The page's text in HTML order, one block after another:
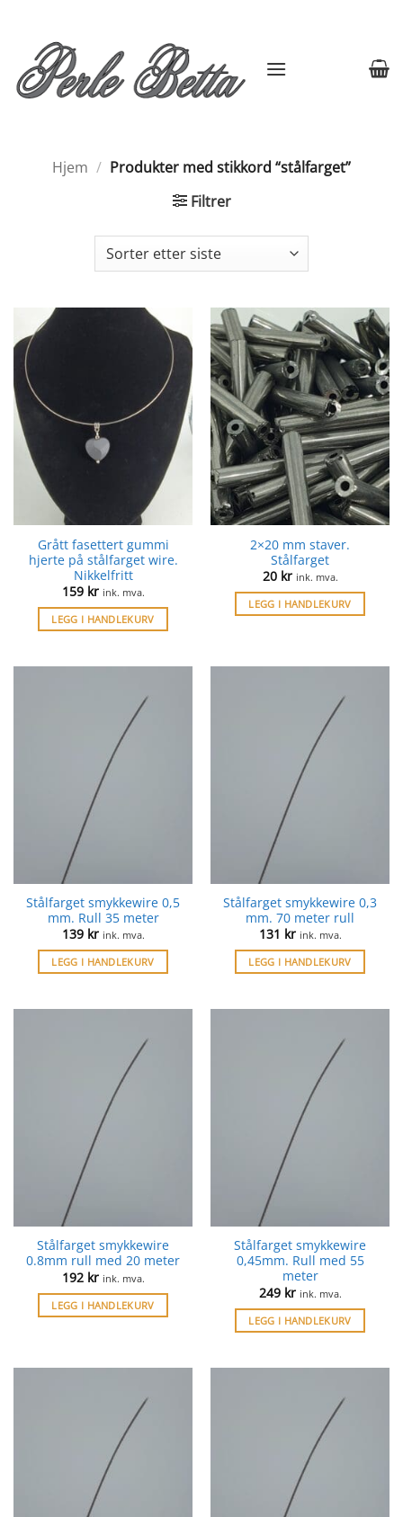
content
Hjem / Produkter med stikkord “stålfarget”
Filtrer
Grått fasettert gummi
hjerte på stålfarget wire.
Nikkelfritt
159 kr ink. mva.
LEGG I HANDLEKURV
2×20 mm staver.
Stålfarget
20 kr ink. mva.
LEGG I HANDLEKURV
Stålfarget smykkewire 0,5
mm. Rull 35 meter
139 kr ink. mva.
LEGG I HANDLEKURV
Stålfarget smykkewire 0,3
mm. 70 meter rull
131 kr ink. mva.
LEGG I HANDLEKURV
Stålfarget smykkewire
0.8mm rull med 20 meter
192 kr ink. mva.
LEGG I HANDLEKURV
Stålfarget smykkewire
0,45mm. Rull med 55
meter
249 kr ink. mva.
LEGG I HANDLEKURV